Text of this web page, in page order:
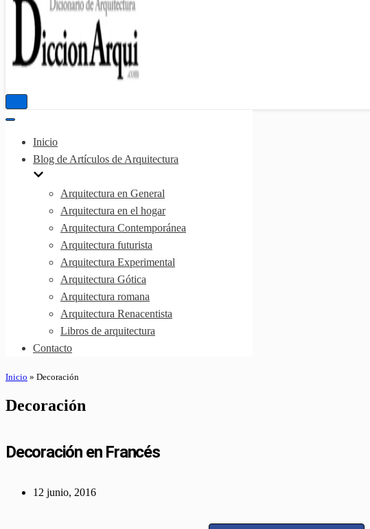
Menú
Menú
navegación
Inicio
Blog de Artículos de Arquitectura
Arquitectura en General
Arquitectura en el hogar
Arquitectura Contemporánea
Arquitectura futurista
Arquitectura Experimental
Arquitectura Gótica
Arquitectura romana
Arquitectura Renacentista
Libros de arquitectura
Contacto
Inicio » Decoración
Decoración
Decoración en Francés
12 junio, 2016